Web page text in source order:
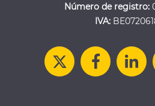
Número de registro:
IVA: